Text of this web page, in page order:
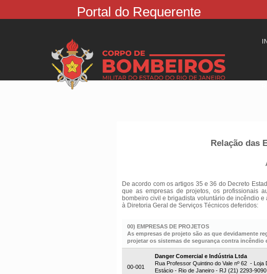
Portal do Requerente
Relação das
De acordo com os artigos 35 e 36 do Decreto
que as empresas de projetos, os profissionais
bombeiro civil e brigadista voluntário de incêndio
à Diretoria Geral de Serviços Técnicos deferidos:
00) EMPRESAS DE PROJETOS
As empresas de projeto são as que devidamente
projetar os sistemas de segurança contra incêndio
00-001
Danger Comercial e Indústria Ltda
Rua Professor Quintino do Vale nº 62 - Loja
Estácio - Rio de Janeiro - RJ (21) 2293-